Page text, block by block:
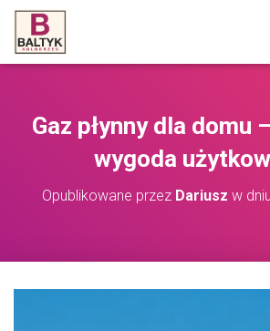
Gaz płynny dla domu
wygoda
Opublikowane przez Dariusz w dniu